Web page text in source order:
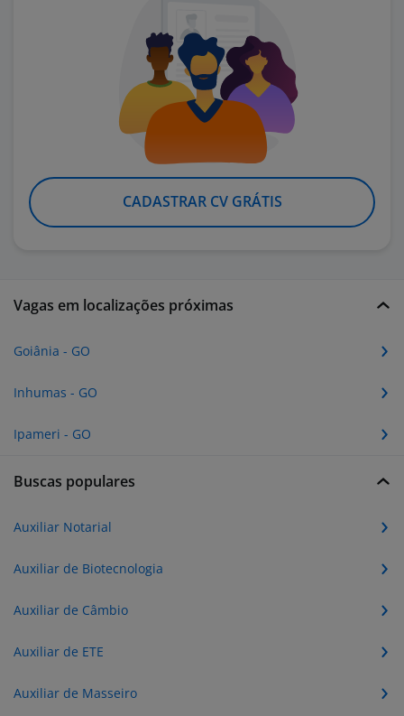
CADASTRAR CV GRÁTIS
Vagas em localizações próximas
Goiânia - GO
Inhumas - GO
Ipameri - GO
Buscas populares
Auxiliar Notarial
Auxiliar de Biotecnologia
Auxiliar de Câmbio
Auxiliar de ETE
Auxiliar de Masseiro